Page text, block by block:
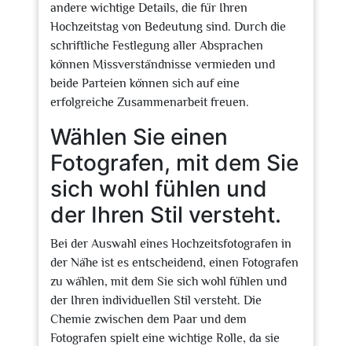
andere wichtige Details, die für Ihren
Hochzeitstag von Bedeutung sind. Durch die
schriftliche Festlegung aller Absprachen
können Missverständnisse vermieden und
beide Parteien können sich auf eine
erfolgreiche Zusammenarbeit freuen.
Wählen Sie einen
Fotografen, mit dem Sie
sich wohl fühlen und
der Ihren Stil versteht.
Bei der Auswahl eines Hochzeitsfotografen in
der Nähe ist es entscheidend, einen Fotografen
zu wählen, mit dem Sie sich wohl fühlen und
der Ihren individuellen Stil versteht. Die
Chemie zwischen dem Paar und dem
Fotografen spielt eine wichtige Rolle, da sie